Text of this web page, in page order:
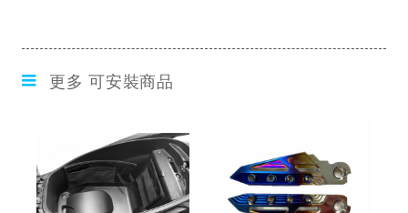
更多 可安裝商品